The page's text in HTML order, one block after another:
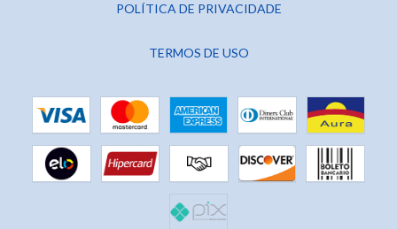
POLÍTICA DE PRIVACIDADE
TERMOS DE USO